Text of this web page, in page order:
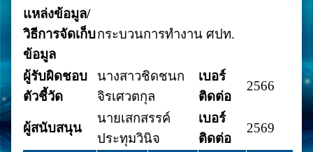
แหล่งข้อมูล/
วิธีการจัดเก็บ
ข้อมูล
กระบวนการทำงาน ศปท.
ผู้รับผิดชอบ
ตัวชี้วัด
นางสาวชิดชนก
จิรเศวตกุล
เบอร์
ติดต่อ
2566
ผู้สนับสนุน
นายเสกสรรค์
ประทุมวินิจ
เบอร์
ติดต่อ
2569